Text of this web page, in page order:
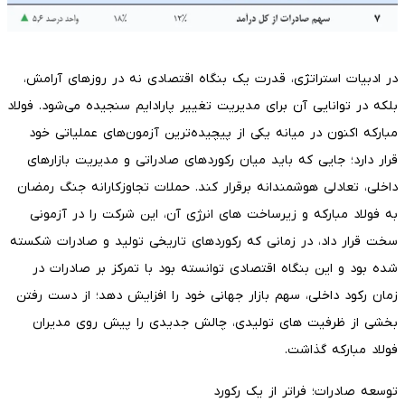
در ادبیات استراتژی، قدرت یک بنگاه اقتصادی نه در روزهای آرامش،
بلکه در توانایی آن برای مدیریت تغییر پارادایم سنجیده می‌شود. فولاد
مبارکه اکنون در میانه یکی از پیچیده‌ترین آزمون‌های عملیاتی خود
قرار دارد؛ جایی که باید میان رکوردهای صادراتی و مدیریت بازارهای
داخلی، تعادلی هوشمندانه برقرار کند. حملات تجاوزکارانه جنگ رمضان
به فولاد مبارکه و زیرساخت های انرژی آن، این شرکت را در آزمونی
سخت قرار داد، در زمانی که رکوردهای تاریخی تولید و صادرات شکسته
شده بود و این بنگاه اقتصادی توانسته بود با تمرکز بر صادرات در
زمان رکود داخلی، سهم بازار جهانی خود را افزایش دهد؛ از دست رفتن
بخشی از ظرفیت های تولیدی، چالش جدیدی را پیش روی مدیران
فولاد مبارکه گذاشت.
توسعه صادرات؛ فراتر از یک رکورد